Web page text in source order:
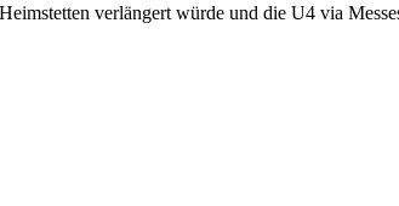
verlängert würde und die U4 via